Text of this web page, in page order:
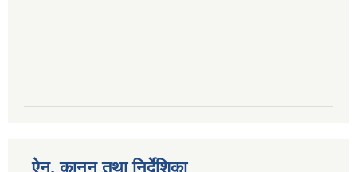
ऐन, कानुन तथा निर्देशिका